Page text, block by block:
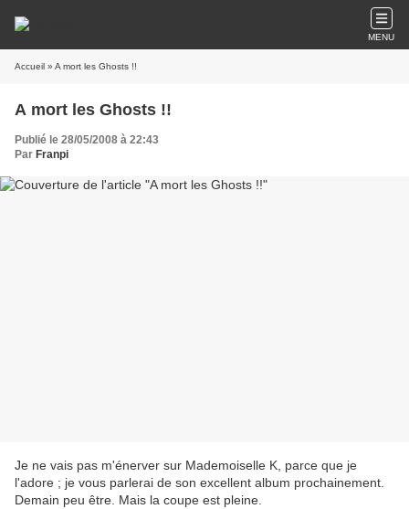
MENU
Accueil » A mort les Ghosts !!
A mort les Ghosts !!
Publié le 28/05/2008 à 22:43
Par Franpi
Je ne vais pas m'énerver sur Mademoiselle K, parce que je
l'adore ; je vous parlerai de son excellent album prochainement.
Demain peu être. Mais la coupe est pleine.